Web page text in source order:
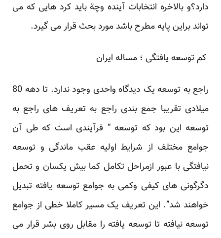
دارد؟و ‏بالاخره انتخابات آینده وچة باید کرد هایی که می
تواند براین پایه مطرح باشد مورد بحث قرار می گیرد. ‏
راجع به توسعه یک دیدگاه واحدی وجود ندارد. تا دهه 80
میلادی تقریبا جمع بندی راجع به تعریف های راجع ‏به
توسعه این بود که توسعه “ فرآیندی است که طی آن
جوامع مختلف از شرایط اولیه عقب ماندگی و توسعه
‏نیافتگی با عبور ازمراحل تکامل کما بیش یکسان و تحمل
دگرگونی های کیفی وکمی به جوامع توسعه یافته ‏تبدیل
خواهند شد”. این تعریف یک مسیر کاملا خطی از جوامع
توسعه نیافته تا توسعه یافته را مقابل روی بشر ‏قرار می